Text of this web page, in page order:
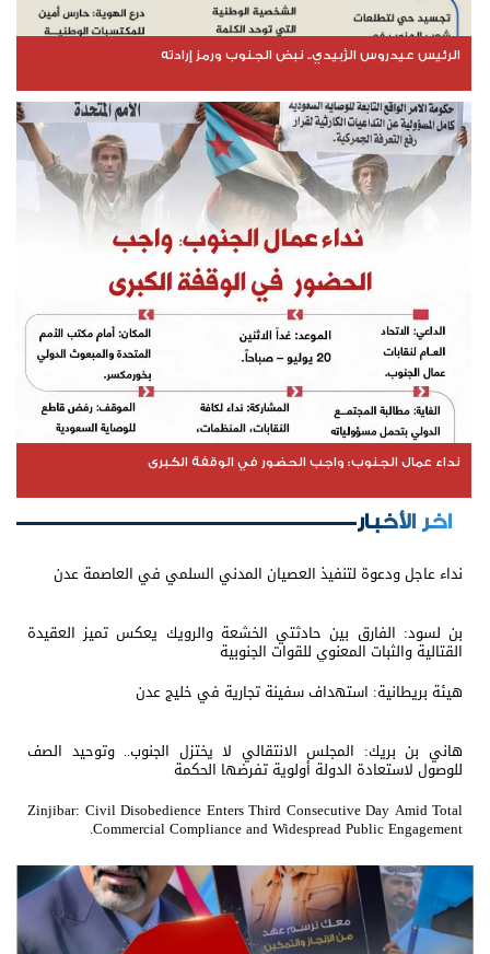
الرئيس عيدروس الزُبيدي.. نبض الجنوب ورمز إرادته
نداء عمال الجنوب: واجب الحضور في الوقفة الكبرى
اخر الأخبار
نداء عاجل ودعوة لتنفيذ العصيان المدني السلمي في العاصمة عدن
بن لسود: الفارق بين حادثتي الخشعة والرويك يعكس تميز العقيدة
القتالية والثبات المعنوي للقوات الجنوبية
هيئة بريطانية: استهداف سفينة تجارية في خليج عدن
هاني بن بريك: المجلس الانتقالي لا يختزل الجنوب.. وتوحيد الصف
للوصول لاستعادة الدولة أولوية تفرضها الحكمة
Zinjibar: Civil Disobedience Enters Third Consecutive Day Amid Total
Commercial Compliance and Widespread Public Engagement.